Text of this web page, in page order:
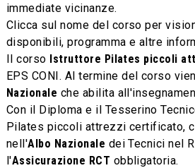
immediate vicinanze.
Clicca sul nome del corso per
disponibili, programma e altre
Il corso Istruttore Pilates piccoli
EPS CONI. Al termine del corso
Nazionale che abilita
Con il Diploma e il Tesserino
Pilates piccoli attrezzi certificato,
nell'Albo Nazionale dei Tecnici nel
l'Assicurazione RCT obbligatoria.